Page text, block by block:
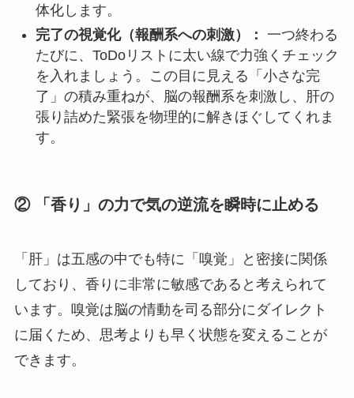
体化します。
完了の視覚化（報酬系への刺激）： 一つ終わる
たびに、ToDoリストに太い線で力強くチェック
を入れましょう。この目に見える「小さな完
了」の積み重ねが、脳の報酬系を刺激し、肝の
張り詰めた緊張を物理的に解きほぐしてくれま
す。
② 「香り」の力で気の逆流を瞬時に止める
「肝」は五感の中でも特に「嗅覚」と密接に関係
しており、香りに非常に敏感であると考えられて
います。嗅覚は脳の情動を司る部分にダイレクト
に届くため、思考よりも早く状態を変えることが
できます。